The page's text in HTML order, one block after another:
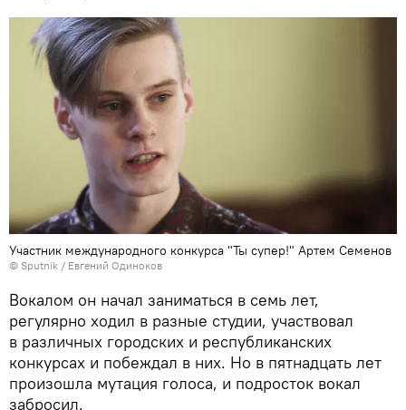
Участник международного конкурса "Ты супер!" Артем Семенов
© Sputnik / Евгений Одиноков
Вокалом он начал заниматься в семь лет,
регулярно ходил в разные студии, участвовал
в различных городских и республиканских
конкурсах и побеждал в них. Но в пятнадцать лет
произошла мутация голоса, и подросток вокал
забросил.